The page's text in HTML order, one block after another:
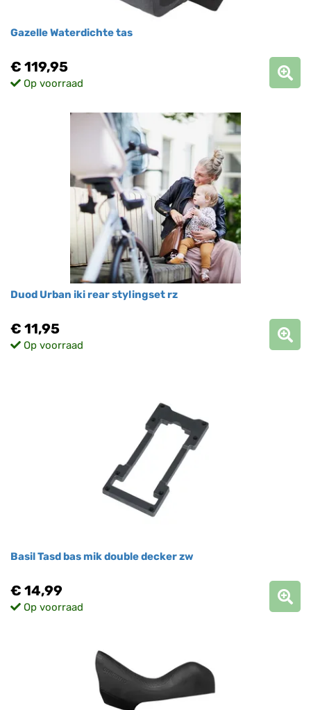
Gazelle Waterdichte tas
€ 119,95
Op voorraad
Duod Urban iki rear stylingset rz
€ 11,95
Op voorraad
Basil Tasd bas mik double decker zw
€ 14,99
Op voorraad